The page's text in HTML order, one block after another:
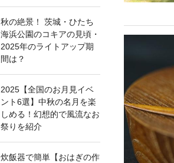
秋の絶景！ 茨城・ひたち
海浜公園のコキアの見頃・
2025年のライトアップ期
間は？
2025【全国のお月見イベ
ント6選】中秋の名月を楽
しめる！幻想的で風流なお
祭りを紹介
炊飯器で簡単【おはぎの作